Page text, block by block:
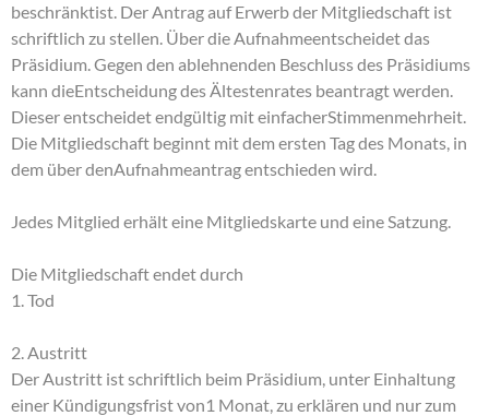
beschränktist. Der Antrag auf Erwerb der Mitgliedschaft ist
schriftlich zu stellen. Über die Aufnahmeentscheidet das
Präsidium. Gegen den ablehnenden Beschluss des Präsidiums
kann dieEntscheidung des Ältestenrates beantragt werden.
Dieser entscheidet endgültig mit einfacherStimmenmehrheit.
Die Mitgliedschaft beginnt mit dem ersten Tag des Monats, in
dem über denAufnahmeantrag entschieden wird.
Jedes Mitglied erhält eine Mitgliedskarte und eine Satzung.
Die Mitgliedschaft endet durch
1. Tod
2. Austritt
Der Austritt ist schriftlich beim Präsidium, unter Einhaltung
einer Kündigungsfrist von1 Monat, zu erklären und nur zum